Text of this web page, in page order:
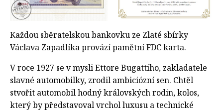
Každou sběratelskou bankovku ze Zlaté sbírky
Václava Zapadlíka provází pamětní FDC karta.
V roce 1927 se v mysli Ettore Bugattiho, zakladatele
slavné automobilky, zrodil ambiciózní sen. Chtěl
stvořit automobil hodný královských rodin, kolos,
který by představoval vrchol luxusu a technické